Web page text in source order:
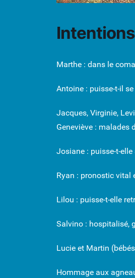
Marthe : dans le coma
Antoine : puisse-t-il
Jacques, Virginie,
Geneviève : malades
Josiane : puisse-t-
Ryan : pronostic vital
Lilou : puisse-t-elle
Salvino : hospitalisé,
Lucie et Martin
Hommage aux